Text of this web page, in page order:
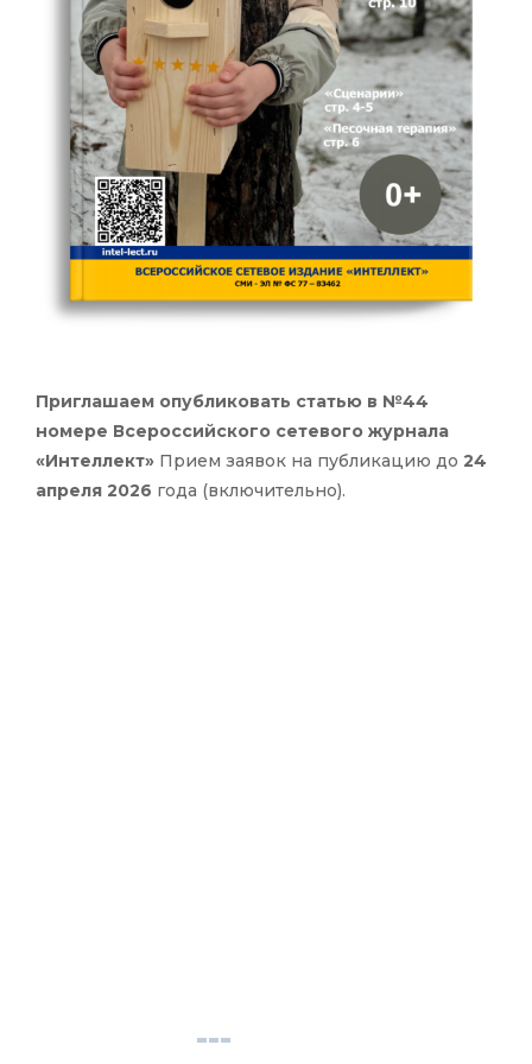
Приглашаем опубликовать статью в №44
номере Всероссийского сетевого журнала
«Интеллект» Прием заявок на публикацию до 24
апреля 2026 года (включительно).